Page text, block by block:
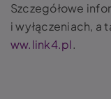
Szczegółowe
i wyłączeniach, a
ww.link4.pl.